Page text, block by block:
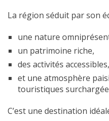
La région séduit par son
une nature
un patrimoine riche,
des activités accessibles,
et une atmosphère
touristiques
C’est une destination